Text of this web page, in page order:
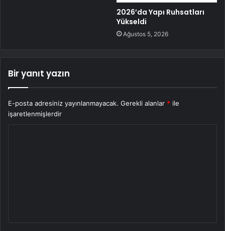
2026’da Yapı Ruhsatları
Yükseldi
Ağustos 5, 2026
Bir yanıt yazın
E-posta adresiniz yayınlanmayacak. Gerekli alanlar * ile
işaretlenmişlerdir